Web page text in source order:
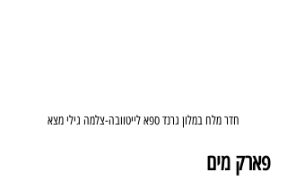
חדר מלח במלון גרנד ספא לייטוובה-צלמה גילי מצא
פארק מים